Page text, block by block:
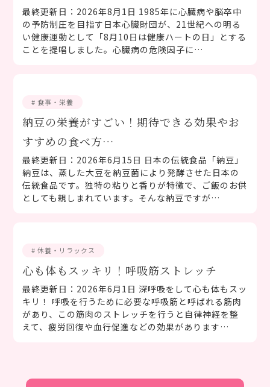
最終更新日：2026年8月1日 1985年に心臓病や脳卒中
の予防制圧を目指す日本心臓財団が、21世紀への明る
い健康運動として「8月10日は健康ハートの日」とする
ことを提唱しました。心臓病の危険因子に…
# 食事・栄養
納豆の栄養がすごい！期待できる効果やお
すすめの食べ方…
最終更新日：2026年6月15日 日本の伝統食品「納豆」
納豆は、蒸した大豆を納豆菌により発酵させた日本の
伝統食品です。独特の粘りと香りが特徴で、ご飯のお供
としても親しまれています。そんな納豆ですが…
# 休養・リラックス
心も体もスッキリ！呼吸筋ストレッチ
最終更新日：2026年6月1日 深呼吸をして心も体もスッ
キリ！ 呼吸を行うために必要な呼吸筋と呼ばれる筋肉
があり、この筋肉のストレッチを行うと自律神経を整
えて、疲労回復や血行促進などの効果があります…